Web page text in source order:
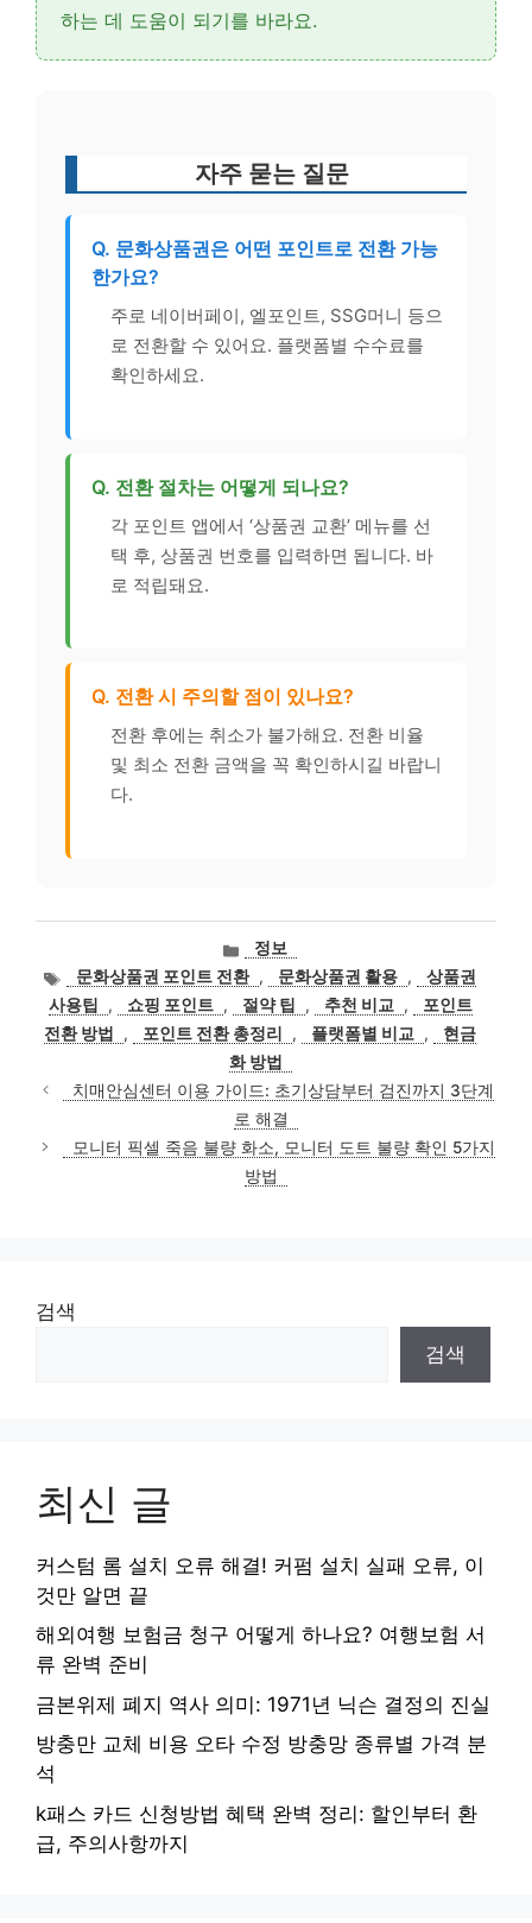
하는 데 도움이 되기를 바라요.
자주 묻는 질문
Q. 문화상품권은 어떤 포인트로 전환 가능
한가요?
주로 네이버페이, 엘포인트, SSG머니 등으
로 전환할 수 있어요. 플랫폼별 수수료를
확인하세요.
Q. 전환 절차는 어떻게 되나요?
각 포인트 앱에서 ‘상품권 교환’ 메뉴를 선
택 후, 상품권 번호를 입력하면 됩니다. 바
로 적립돼요.
Q. 전환 시 주의할 점이 있나요?
전환 후에는 취소가 불가해요. 전환 비율
및 최소 전환 금액을 꼭 확인하시길 바랍니
다.
카
테
고
리
정보
태
그
문화상품권 포인트 전환 , 문화상품권 활용 ,
상품권
사용팁
, 쇼핑 포인트 , 절약 팁 , 추천 비교 ,
포인트
전환 방법
, 포인트 전환 총정리 , 플랫폼별 비교 ,
현금
화 방법
치매안심센터 이용 가이드: 초기상담부터 검진까지 3단계
로 해결
모니터 픽셀 죽음 불량 화소, 모니터 도트 불량 확인 5가지
방법
검색
검색
최신 글
커스텀 롬 설치 오류 해결! 커펌 설치 실패 오류, 이
것만 알면 끝
해외여행 보험금 청구 어떻게 하나요? 여행보험 서
류 완벽 준비
금본위제 폐지 역사 의미: 1971년 닉슨 결정의 진실
방충만 교체 비용 오타 수정 방충망 종류별 가격 분
석
k패스 카드 신청방법 혜택 완벽 정리: 할인부터 환
급, 주의사항까지